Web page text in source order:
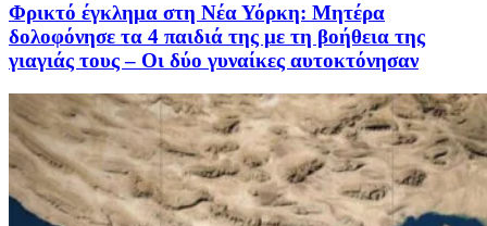
Φρικτό έγκλημα στη Νέα Υόρκη: Μητέρα
δολοφόνησε τα 4 παιδιά της με τη βοήθεια της
γιαγιάς τους – Οι δύο γυναίκες αυτοκτόνησαν